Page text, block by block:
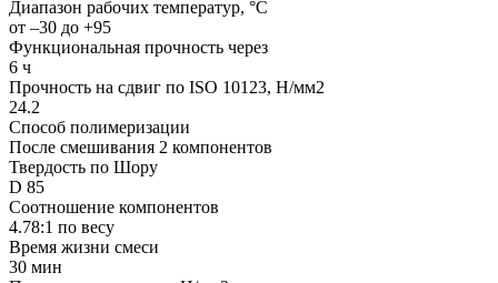
Диапазон рабочих температур, °C
от –30 до +95
Функциональная прочность через
6 ч
Прочность на сдвиг по ISO 10123, Н/мм2
24.2
Способ полимеризации
После смешивания 2 компонентов
Твердость по Шору
D 85
Соотношение компонентов
4.78:1 по весу
Время жизни смеси
30 мин